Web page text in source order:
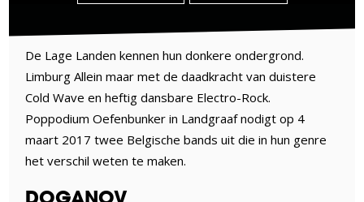
De Lage Landen kennen hun donkere ondergrond.
Limburg Allein maar met de daadkracht van duistere
Cold Wave en heftig dansbare Electro-Rock.
Poppodium Oefenbunker in Landgraaf nodigt op 4
maart 2017 twee Belgische bands uit die in hun genre
het verschil weten te maken.